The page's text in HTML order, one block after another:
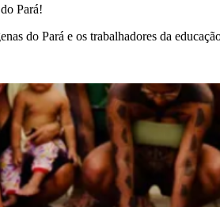
Pará!
do Pará e os trabalhadores da